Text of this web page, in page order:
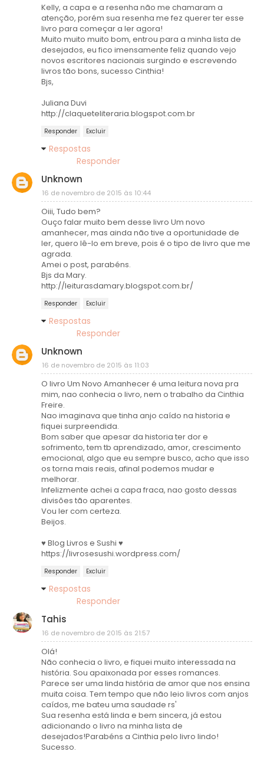
Kelly, a capa e a resenha não me chamaram a
atenção, porém sua resenha me fez querer ter esse
livro para começar a ler agora!
Muito muito muito bom, entrou para a minha lista de
desejados, eu fico imensamente feliz quando vejo
novos escritores nacionais surgindo e escrevendo
livros tão bons, sucesso Cinthia!
Bjs,
Juliana Duvi
http://claqueteliteraria.blogspot.com.br
Responder Excluir
Respostas
Responder
Unknown
16 de novembro de 2015 às 10:44
Oiii, Tudo bem?
Ouço falar muito bem desse livro Um novo
amanhecer, mas ainda não tive a oportunidade de
ler, quero lê-lo em breve, pois é o tipo de livro que me
agrada.
Amei o post, parabéns.
Bjs da Mary.
http://leiturasdamary.blogspot.com.br/
Responder Excluir
Respostas
Responder
Unknown
16 de novembro de 2015 às 11:03
O livro Um Novo Amanhecer é uma leitura nova pra
mim, nao conhecia o livro, nem o trabalho da Cinthia
Freire.
Nao imaginava que tinha anjo caído na historia e
fiquei surpreendida.
Bom saber que apesar da historia ter dor e
sofrimento, tem tb aprendizado, amor, crescimento
emocional, algo que eu sempre busco, acho que isso
os torna mais reais, afinal podemos mudar e
melhorar.
Infelizmente achei a capa fraca, nao gosto dessas
divisões tão aparentes.
Vou ler com certeza.
Beijos.
♥ Blog Livros e Sushi ♥
https://livrosesushi.wordpress.com/
Responder Excluir
Respostas
Responder
Tahis
16 de novembro de 2015 às 21:57
Olá!
Não conhecia o livro, e fiquei muito interessada na
história. Sou apaixonada por esses romances.
Parece ser uma linda história de amor que nos ensina
muita coisa. Tem tempo que não leio livros com anjos
caídos, me bateu uma saudade rs'
Sua resenha está linda e bem sincera, já estou
adicionando o livro na minha lista de
desejados!Parabéns a Cinthia pelo livro lindo!
Sucesso.